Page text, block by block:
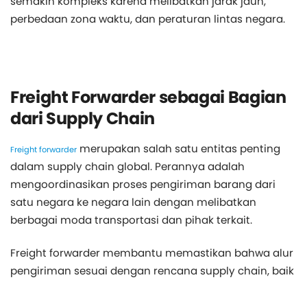
perbedaan zona waktu, dan peraturan lintas negara.
Freight Forwarder sebagai Bagian
dari Supply Chain
Freight forwarder merupakan salah satu entitas penting
dalam supply chain global. Perannya adalah
mengoordinasikan proses pengiriman barang dari
satu negara ke negara lain dengan melibatkan
berbagai moda transportasi dan pihak terkait.
Freight forwarder membantu memastikan bahwa alur
pengiriman sesuai dengan rencana supply chain, baik